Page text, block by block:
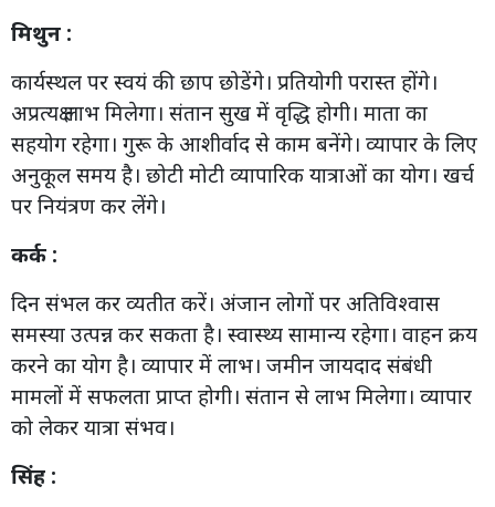
मिथुन :
कार्यस्थल पर स्वयं की छाप छोडेंगे। प्रतियोगी परास्त होंगे।
अप्रत्यक्ष लाभ मिलेगा। संतान सुख में वृद्धि होगी। माता का
सहयोग रहेगा। गुरू के आशीर्वाद से काम बनेंगे। व्यापार के लिए
अनुकूल समय है। छोटी मोटी व्यापारिक यात्राओं का योग। खर्च
पर नियंत्रण कर लेंगे।
कर्क :
दिन संभल कर व्यतीत करें। अंजान लोगों पर अतिविश्वास
समस्या उत्पन्न कर सकता है। स्वास्थ्य सामान्य रहेगा। वाहन क्रय
करने का योग है। व्यापार में लाभ। जमीन जायदाद संबंधी
मामलों में सफलता प्राप्त होगी। संतान से लाभ मिलेगा। व्यापार
को लेकर यात्रा संभव।
सिंह :